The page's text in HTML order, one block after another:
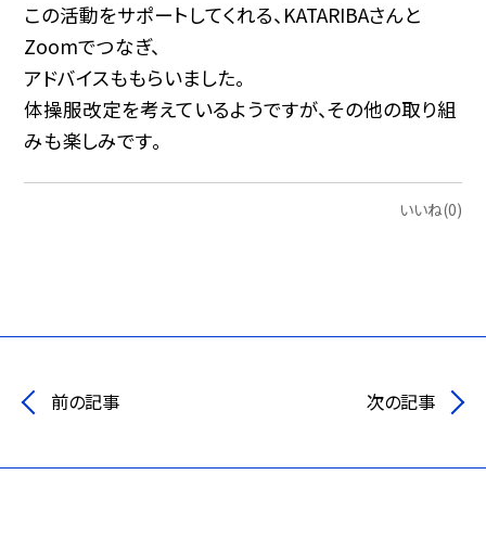
この活動をサポートしてくれる、KATARIBAさんと
Zoomでつなぎ、
アドバイスももらいました。
体操服改定を考えているようですが、その他の取り組
みも楽しみです。
いいね(0)
前の記事 次の記事